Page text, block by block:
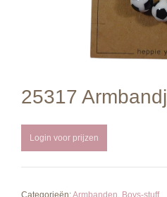
25317
Login voor prijzen
Categorieën:Armbanden, Boys-stuff